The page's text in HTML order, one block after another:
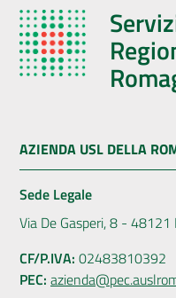
AZIENDA USL DELLA
Sede Legale
Via De Gasperi, 8 - 48121
CF/P.IVA: 02483810392
PEC: